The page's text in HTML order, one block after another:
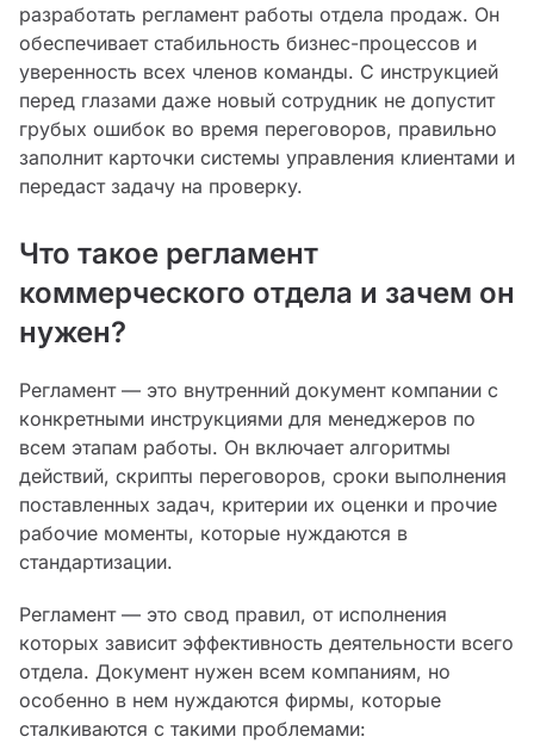
разработать регламент работы отдела продаж. Он
обеспечивает стабильность бизнес-процессов и
уверенность всех членов команды. С инструкцией
перед глазами даже новый сотрудник не допустит
грубых ошибок во время переговоров, правильно
заполнит карточки системы управления клиентами и
передаст задачу на проверку.
Что такое регламент
коммерческого отдела и зачем он
нужен?
Регламент — это внутренний документ компании с
конкретными инструкциями для менеджеров по
всем этапам работы. Он включает алгоритмы
действий, скрипты переговоров, сроки выполнения
поставленных задач, критерии их оценки и прочие
рабочие моменты, которые нуждаются в
стандартизации.
Регламент — это свод правил, от исполнения
которых зависит эффективность деятельности всего
отдела. Документ нужен всем компаниям, но
особенно в нем нуждаются фирмы, которые
сталкиваются с такими проблемами: